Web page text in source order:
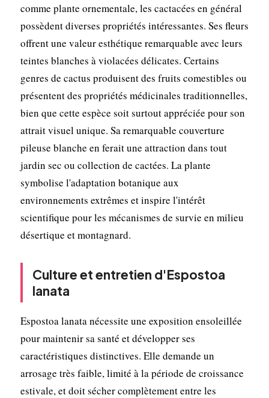
comme plante ornementale, les cactacées en général
possèdent diverses propriétés intéressantes. Ses fleurs
offrent une valeur esthétique remarquable avec leurs
teintes blanches à violacées délicates. Certains
genres de cactus produisent des fruits comestibles ou
présentent des propriétés médicinales traditionnelles,
bien que cette espèce soit surtout appréciée pour son
attrait visuel unique. Sa remarquable couverture
pileuse blanche en ferait une attraction dans tout
jardin sec ou collection de cactées. La plante
symbolise l'adaptation botanique aux
environnements extrêmes et inspire l'intérêt
scientifique pour les mécanismes de survie en milieu
désertique et montagnard.
Culture et entretien d'Espostoa
lanata
Espostoa lanata nécessite une exposition ensoleillée
pour maintenir sa santé et développer ses
caractéristiques distinctives. Elle demande un
arrosage très faible, limité à la période de croissance
estivale, et doit sécher complètement entre les